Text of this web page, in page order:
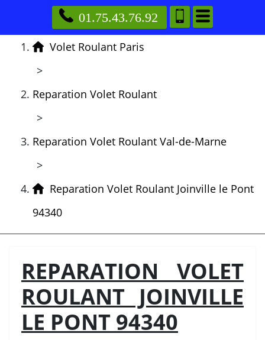
01.75.43.76.92
Volet Roulant Paris
>
Reparation Volet Roulant
>
Reparation Volet Roulant Val-de-Marne
>
Reparation Volet Roulant Joinville le Pont
94340
REPARATION VOLET
ROULANT JOINVILLE
LE PONT 94340